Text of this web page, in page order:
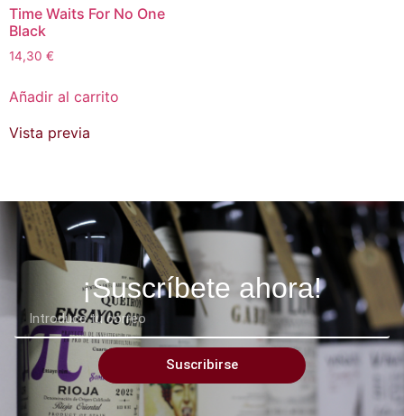
Time Waits For No One
Black
14,30 €
Añadir al carrito
Vista previa
¡Suscríbete ahora!
Suscribirse